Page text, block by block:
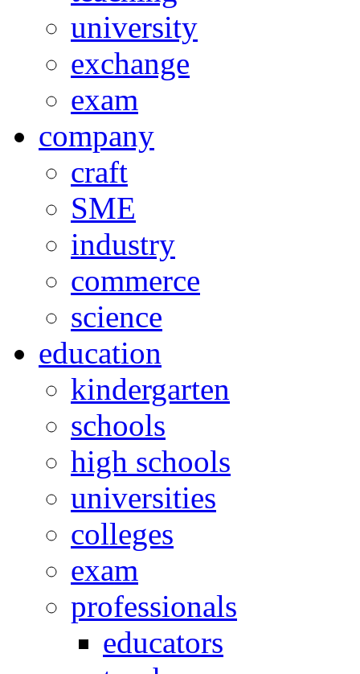
university
exchange
exam
company
craft
SME
industry
commerce
science
education
kindergarten
schools
high schools
universities
colleges
exam
professionals
educators